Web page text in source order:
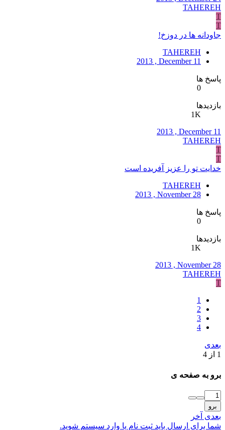
TAHEREH
T
T
جاودانه ها در دوزخ!
TAHEREH
2013 , December 11
پاسخ ها
0
بازدیدها
1K
2013 , December 11
TAHEREH
T
T
خدایت تو را عزیز آفریده است
TAHEREH
2013 , November 28
پاسخ ها
0
بازدیدها
1K
2013 , November 28
TAHEREH
T
1
2
3
4
بعدی
1 از 4
برو به صفحه ی
برو
بعدی آخر
شما برای ارسال باید ثبت نام یا وارد سیستم شوید.